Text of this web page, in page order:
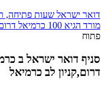
מורד הגיא 100 כרמיאל דרום,קניון לב כרמיאל
פתוח
דרום,קניון לב כרמיאל